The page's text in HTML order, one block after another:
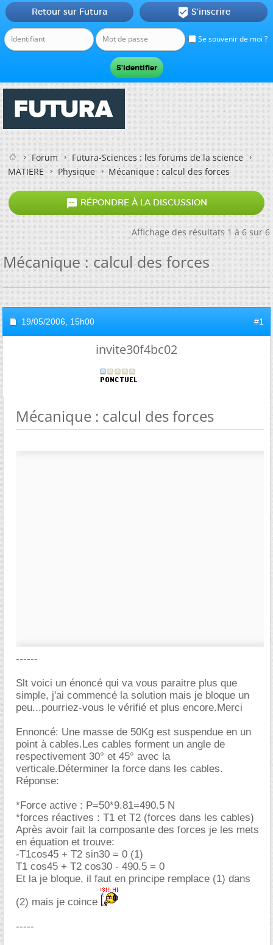
Se souvenir de moi ?
Retour sur Futura  S'inscrire
Forum
Futura-Sciences : les forums de la science
MATIERE
Physique Mécanique : calcul des forces
 RÉPONDRE À LA DISCUSSION
Affichage des résultats 1 à 6 sur 6
Mécanique : calcul des forces
19/05/2006, 15h00 #1
invite30f4bc02
Mécanique : calcul des forces
------
Slt voici un énoncé qui va vous paraitre plus que
simple, j'ai commencé la solution mais je bloque un
peu...pourriez-vous le vérifié et plus encore.Merci
Ennoncé: Une masse de 50Kg est suspendue en un
point à cables.Les cables forment un angle de
respectivement 30° et 45° avec la
verticale.Déterminer la force dans les cables.
Réponse:
*Force active : P=50*9.81=490.5 N
*forces réactives : T1 et T2 (forces dans les cables)
Après avoir fait la composante des forces je les mets
en équation et trouve:
-T1cos45 + T2 sin30 = 0 (1)
T1 cos45 + T2 cos30 - 490.5 = 0
Et la je bloque, il faut en principe remplace (1) dans
(2) mais je coince
-----